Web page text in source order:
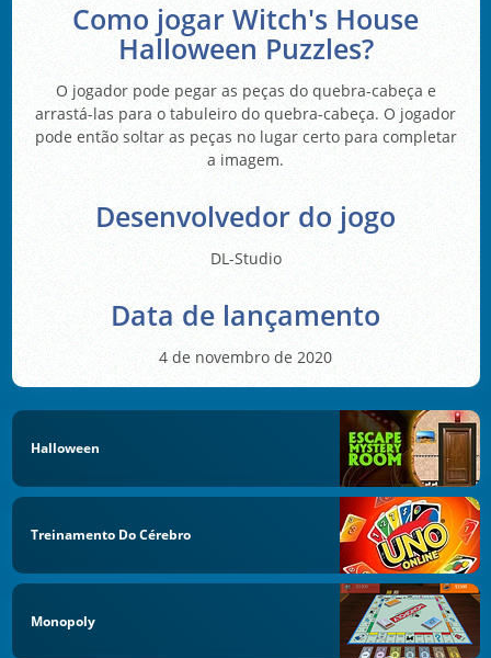
Como jogar Witch's House
Halloween Puzzles?
O jogador pode pegar as peças do quebra-cabeça e
arrastá-las para o tabuleiro do quebra-cabeça. O jogador
pode então soltar as peças no lugar certo para completar
a imagem.
Desenvolvedor do jogo
DL-Studio
Data de lançamento
4 de novembro de 2020
Halloween
Treinamento Do Cérebro
Monopoly